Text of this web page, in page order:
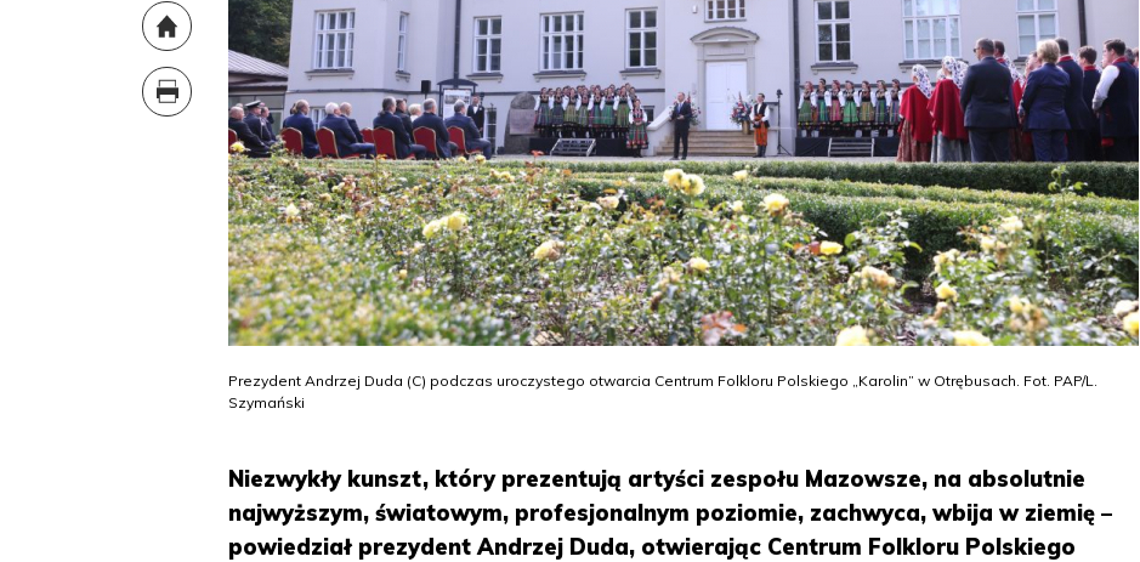
Prezydent Andrzej Duda (C) podczas uroczystego otwarcia Centrum Folkloru Polskiego „Karolin” w Otrębusach. Fot. PAP/L.
Szymański
Niezwykły kunszt, który prezentują artyści zespołu Mazowsze, na absolutnie
najwyższym, światowym, profesjonalnym poziomie, zachwyca, wbija w ziemię –
powiedział prezydent Andrzej Duda, otwierając Centrum Folkloru Polskiego